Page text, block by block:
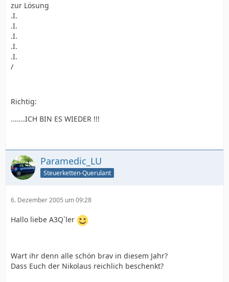
zur Lösung
.I.
.I.
.I.
.I.
.I.
/
Richtig:
.......ICH BIN ES WIEDER !!!
Paramedic_LU
Steuerketten-Querulant
6. Dezember 2005 um 09:28
Hallo liebe A3Q`ler
Wart ihr denn alle schön brav in diesem Jahr?
Dass Euch der Nikolaus reichlich beschenkt?